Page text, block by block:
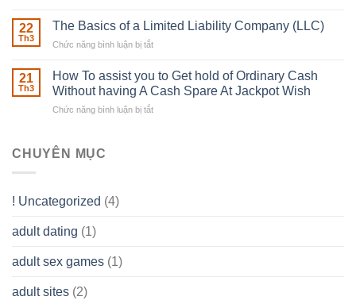
be
Ones
own
Real
What
really
22
Th3
The Basics of a Limited Liability Company (LLC)
Chức năng bình luận bị tắt
Basics
of
a
21
Th3
How To assist you to Get hold of Ordinary Cash
Without having A Cash Spare At Jackpot Wish
Chức năng bình luận bị tắt
CHUYÊN MỤC
! Uncategorized (4)
adult dating (1)
adult sex games (1)
adult sites (2)